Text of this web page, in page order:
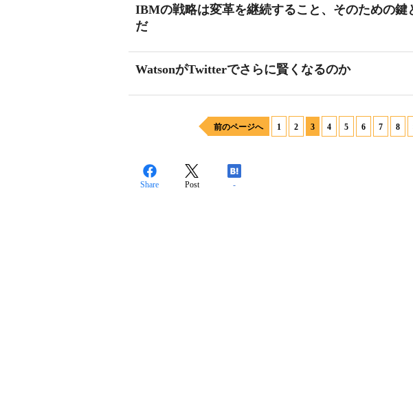
IBMの戦略は変革を継続すること、そのための鍵
だ
WatsonがTwitterでさらに賢くなるのか
前のページへ 1 2 3 4 5 6 7 8
Share Post -